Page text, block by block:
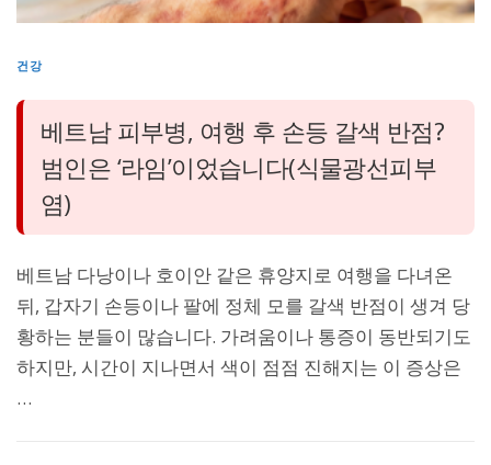
건강
베트남 피부병, 여행 후 손등 갈색 반점?
범인은 ‘라임’이었습니다(식물광선피부
염)
베트남 다낭이나 호이안 같은 휴양지로 여행을 다녀온
뒤, 갑자기 손등이나 팔에 정체 모를 갈색 반점이 생겨 당
황하는 분들이 많습니다. 가려움이나 통증이 동반되기도
하지만, 시간이 지나면서 색이 점점 진해지는 이 증상은
…